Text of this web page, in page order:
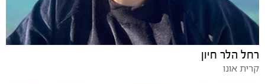
רחל הלר חיון
קרית אונו